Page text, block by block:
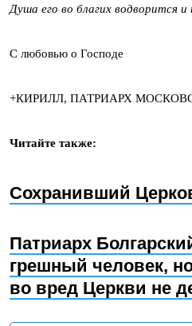
Душа его во благих водворится
С любовью о Господе
+КИРИЛЛ, ПАТРИАРХ
Читайте также:
Сохранивший
Патриарх
грешный человек,
во вред Церкви не